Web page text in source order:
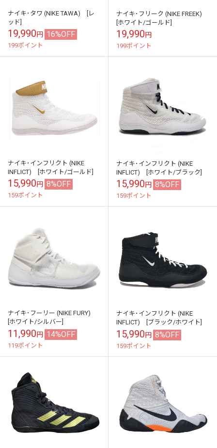
ナイキ･タワ (NIKE TAWA) [レ
ッド]
19,990円 16%OFF
199ポイント
ナイキ･フリーク (NIKE FREEK)
[ホワイト/ゴールド]
19,990円
199ポイント
ナイキ･インフリクト (NIKE
INFLICT) [ホワイト/ゴールド]
15,990円 8%OFF
159ポイント
ナイキ･インフリクト (NIKE
INFLICT) [ホワイト/ブラック]
15,990円 8%OFF
159ポイント
ナイキ･フーリー (NIKE FURY)
[ホワイト/シルバー]
11,990円 14%OFF
119ポイント
ナイキ･インフリクト (NIKE
INFLICT) [ブラック/ホワイト]
15,990円 8%OFF
159ポイント